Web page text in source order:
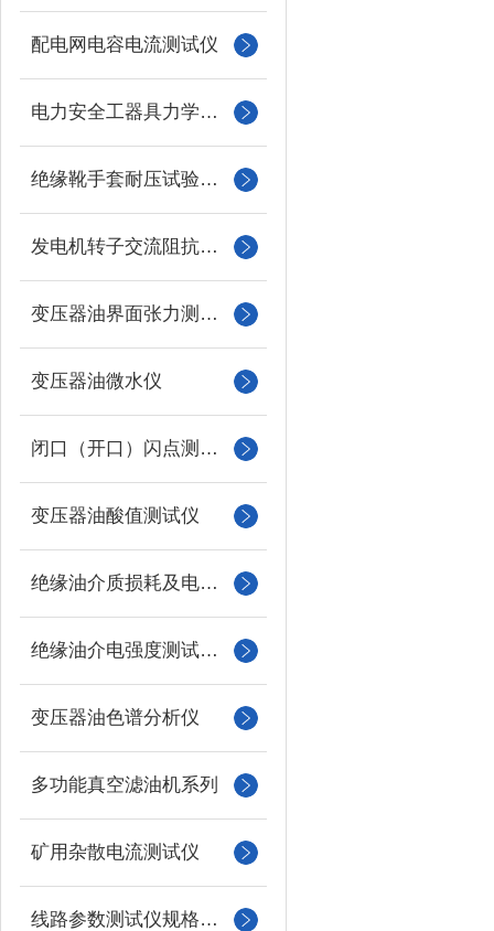
配电网电容电流测试仪
电力安全工器具力学性能试验机
绝缘靴手套耐压试验装置
发电机转子交流阻抗测试仪
变压器油界面张力测试仪
变压器油微水仪
闭口（开口）闪点测定仪
变压器油酸值测试仪
绝缘油介质损耗及电阻率测试仪
绝缘油介电强度测试仪系列
变压器油色谱分析仪
多功能真空滤油机系列
矿用杂散电流测试仪
线路参数测试仪规格型号